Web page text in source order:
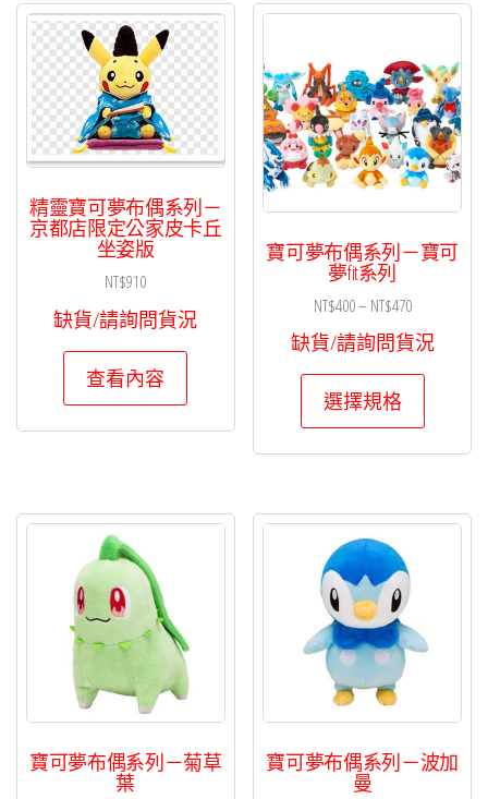
狒
狒
（達
摩
模
數
精靈寶可夢布偶系列－
京都店限定公家皮卡丘
坐姿版
NT$910
缺貨/請詢問貨況
查看內容
寶可夢布偶系列－寶可
夢fit系列
NT$400– NT$470價
格
範
圍：
到
NT$470
缺貨/請詢問貨況
選擇規格
此
在
品
頁
面
寶可夢布偶系列－菊草
葉
寶可夢布偶系列－波加
曼